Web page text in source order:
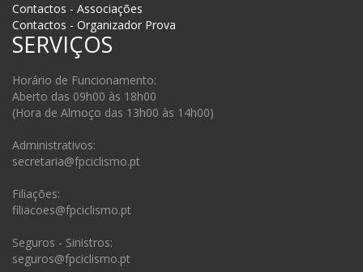
Contactos - Associações
Contactos - Organizador Prova
SERVIÇOS
Horário de Funcionamento:
Aberto das 09h00 às 18h00
(Hora de Almoço das 13h00 às 14h00)
Administrativos:
secretaria@fpciclismo.pt
Filiações:
filiacoes@fpciclismo.pt
Seguros - Sinistros:
seguros@fpciclismo.pt